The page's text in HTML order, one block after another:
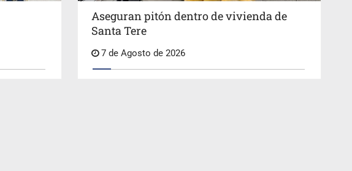
Aseguran pitón dentro de vivienda de
Santa Tere
7 de Agosto de 2026